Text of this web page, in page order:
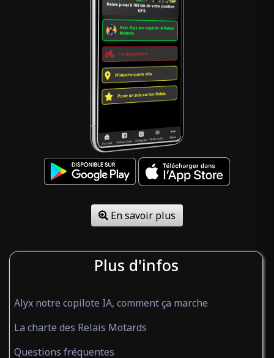
En savoir plus
Plus d'infos
Alyx notre copilote IA, comment ça marche
La charte des Relais Motards
Questions fréquentes